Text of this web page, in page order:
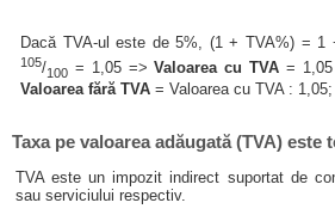
Dacă TVA-ul este de 5%, (1 + TVA%) =
105/100 = 1,05 =>Valoarea cu TVA =
Valoarea fără TVA = Valoarea cu TVA : 1,05;
Taxa pe valoarea adăugată (TVA) este
TVA este un impozit indirect suportat de
sau serviciului respectiv.